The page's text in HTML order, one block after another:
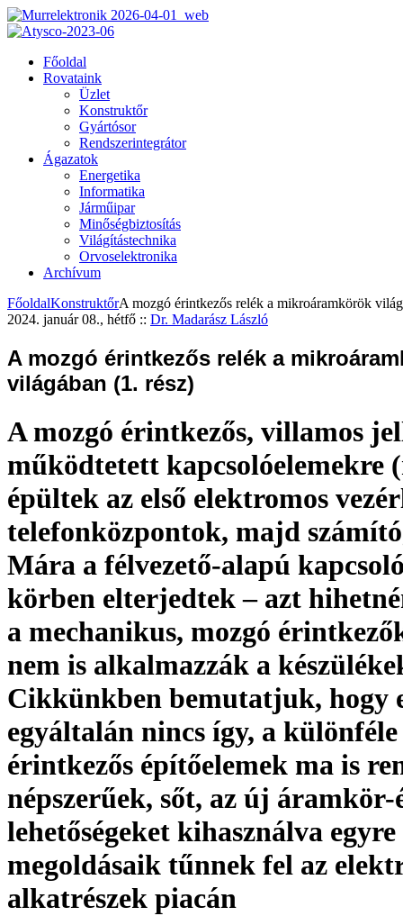
Főoldal
Rovataink
Üzlet
Konstruktőr
Gyártósor
Rendszerintegrátor
Ágazatok
Energetika
Informatika
Járműipar
Minőségbiztosítás
Világítástechnika
Orvoselektronika
Archívum
FőoldalKonstruktőrA mozgó érintkezős relék a mikroáramkörök
2024. január 08., hétfő :: Dr. Madarász László
A mozgó érintkezős relék a
világában (1. rész)
A mozgó érintkezős, villamos
működtetett kapcsolóelemekre
épültek az első elektromos
telefonközpontok, majd
Mára a félvezető-alapú
körben elterjedtek – azt
a mechanikus, mozgó
nem is alkalmazzák a
Cikkünkben bemutatjuk, hogy
egyáltalán nincs így, a különféle
érintkezős építőelemek ma is
népszerűek, sőt, az új áramkör-
lehetőségeket kihasználva
megoldásaik tűnnek fel az
alkatrészek piacán